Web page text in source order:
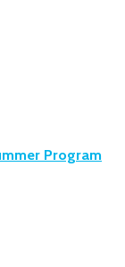
Program